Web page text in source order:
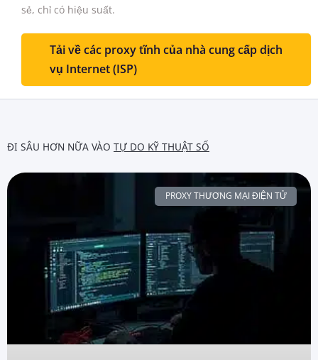
sẻ, chỉ có hiệu suất.
Tải về các proxy tĩnh của nhà cung cấp dịch
vụ Internet (ISP)
ĐI SÂU HƠN NỮA VÀO TỰ DO KỸ THUẬT SỐ
PROXY THƯƠNG MẠI ĐIỆN TỬ